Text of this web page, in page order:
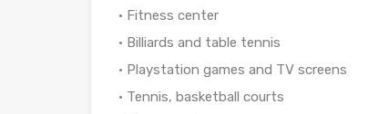
• Fitness center
• Billiards and table tennis
• Playstation games and TV screens
• Tennis, basketball courts